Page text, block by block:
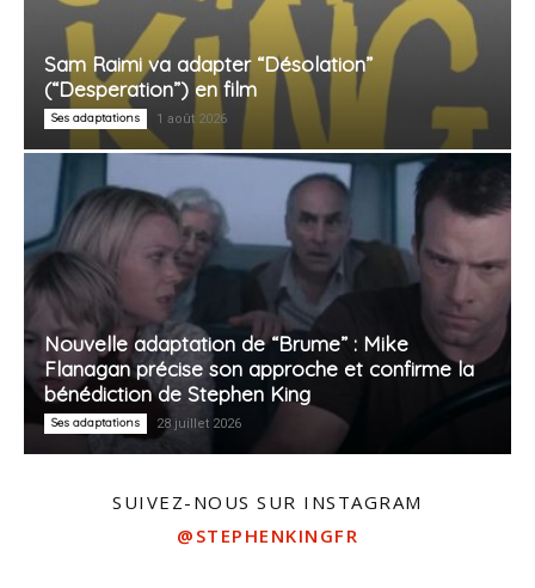
Sam Raimi va adapter “Désolation”
(“Desperation”) en film
Ses adaptations 1 août 2026
Nouvelle adaptation de “Brume” : Mike
Flanagan précise son approche et confirme la
bénédiction de Stephen King
Ses adaptations 28 juillet 2026
SUIVEZ-NOUS SUR INSTAGRAM
@STEPHENKINGFR